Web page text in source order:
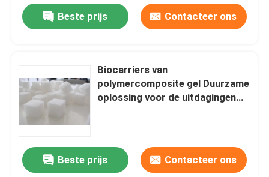
Beste prijs Contacteer ons
Biocarriers van
polymercomposite gel Duurzame
oplossing voor de uitdagingen
Beste prijs Contacteer ons